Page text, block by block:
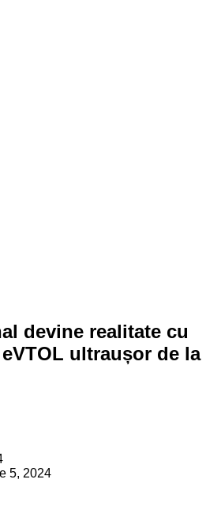
devine realitate cu
ultraușor de la
5, 2024